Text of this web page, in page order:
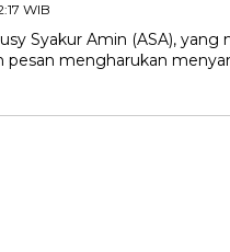
WIB
Syakur Amin (ASA),
pesan mengharukan